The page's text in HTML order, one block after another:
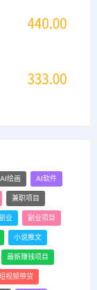
AI绘画 AI软件
兼职项目
业 副业项目
小说推文
最新赚钱项目
视频带货